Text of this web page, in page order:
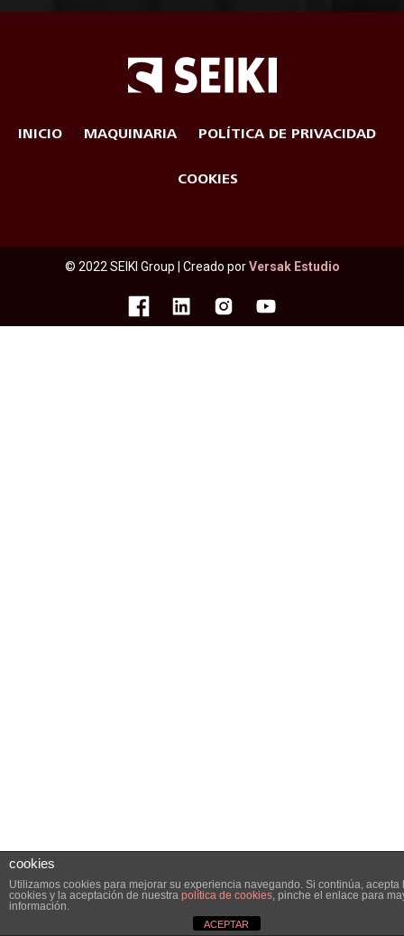
INICIO MAQUINARIA POLÍTICA DE PRIVACIDAD
COOKIES
© 2022 SEIKI Group | Creado porVersak Estudio
cookies
Utilizamos cookies para mejorar su experiencia navegando. Si continúa, acepta
cookies y la aceptación de nuestra política de cookies, pinche el enlace para
información.
ACEPTAR